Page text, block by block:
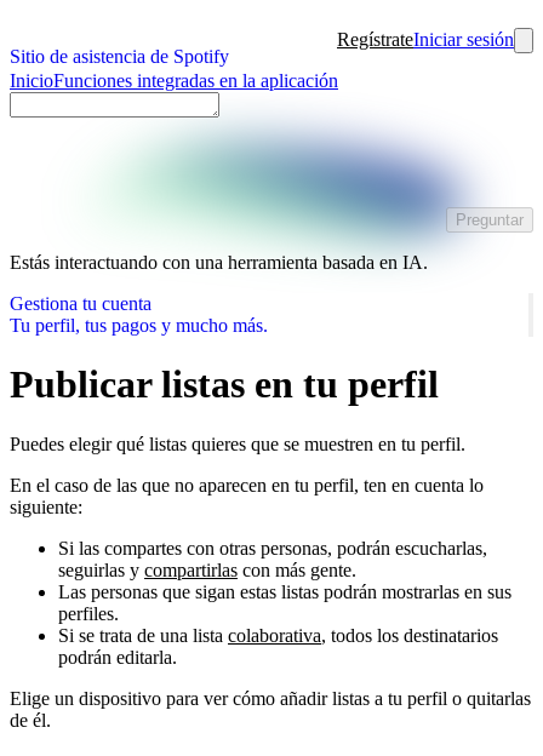
Sitio de asistencia de Spotify
RegístrateIniciar sesión
InicioFunciones integradas en la aplicación
Preguntar
Estás interactuando con una herramienta basada en IA.
Gestiona tu cuenta
Tu perfil, tus pagos y mucho más.
Publicar listas en tu perfil
Puedes elegir qué listas quieres que se muestren en tu perfil.
En el caso de las que no aparecen en tu perfil, ten en cuenta lo
siguiente:
Si las compartes con otras personas, podrán escucharlas,
seguirlas y compartirlas con más gente.
Las personas que sigan estas listas podrán mostrarlas en sus
perfiles.
Si se trata de una lista colaborativa, todos los destinatarios
podrán editarla.
Elige un dispositivo para ver cómo añadir listas a tu perfil o quitarlas
de él.